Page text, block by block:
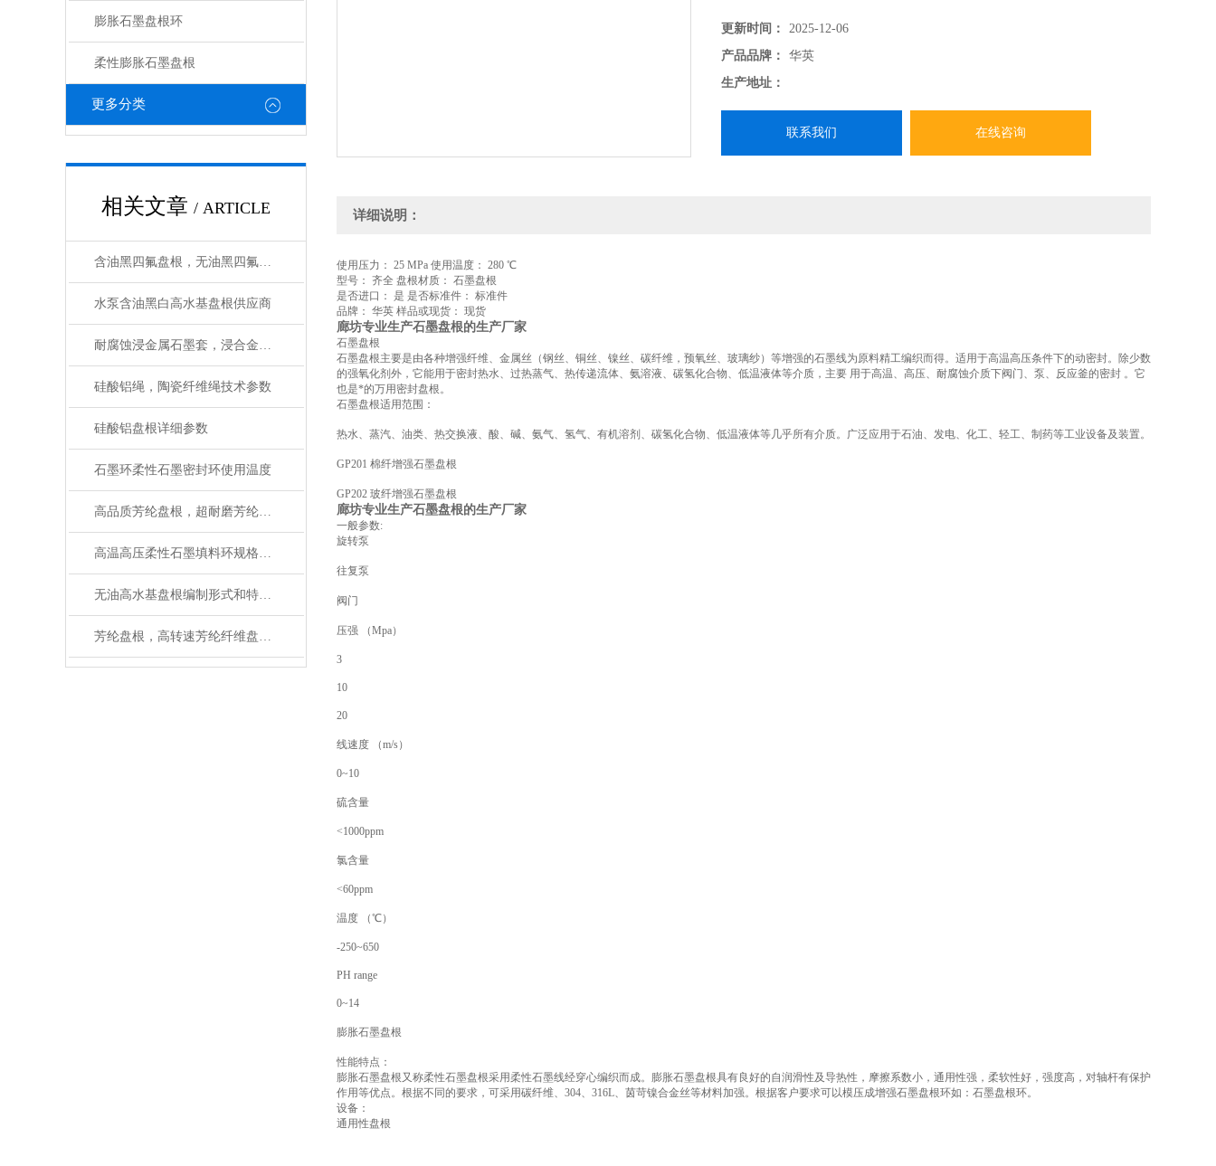
膨胀石墨盘根环
柔性膨胀石墨盘根
更多分类
相关文章 / ARTICLE
含油黑四氟盘根，无油黑四氟盘根如何选用
水泵含油黑白高水基盘根供应商
耐腐蚀浸金属石墨套，浸合金铝石墨环那里生产
硅酸铝绳，陶瓷纤维绳技术参数
硅酸铝盘根详细参数
石墨环柔性石墨密封环使用温度
高品质芳纶盘根，超耐磨芳纶纤维盘根性能介绍
高温高压柔性石墨填料环规格型号
无油高水基盘根编制形式和特点介绍
芳纶盘根，高转速芳纶纤维盘根用途
高压、耐腐蚀介质下阀门、泵、反应釜的密封 。它也是*的万用密封盘根。廊
坊专业生产石墨盘根的生产厂家
更新时间：
2025-12-06
产品品牌：
华英
生产地址：
联系我们 在线咨询
详细说明：
使用压力： 25 MPa 使用温度： 280 ℃
型号： 齐全 盘根材质： 石墨盘根
是否进口： 是 是否标准件： 标准件
品牌： 华英 样品或现货： 现货
廊坊专业生产石墨盘根的生产厂家
石墨盘根
石墨盘根主要是由各种增强纤维、金属丝（钢丝、铜丝、镍丝、碳纤维，预氧丝、玻璃纱）等增强的石墨线为原料精工编织而得。适用于高温高压条件下的动密封。除少数
的强氧化剂外，它能用于密封热水、过热蒸气、热传递流体、氨溶液、碳氢化合物、低温液体等介质，主要 用于高温、高压、耐腐蚀介质下阀门、泵、反应釜的密封 。它
也是*的万用密封盘根。
石墨盘根适用范围：
热水、蒸汽、油类、热交换液、酸、碱、氨气、氢气、有机溶剂、碳氢化合物、低温液体等几乎所有介质。广泛应用于石油、发电、化工、轻工、制药等工业设备及装置。
GP201 棉纤增强石墨盘根
GP202 玻纤增强石墨盘根
廊坊专业生产石墨盘根的生产厂家
一般参数:
旋转泵
往复泵
阀门
压强 （Mpa）
3
10
20
线速度 （m/s）
0~10
硫含量
<1000ppm
氯含量
<60ppm
温度 （℃）
-250~650
PH range
0~14
膨胀石墨盘根
性能特点：
膨胀石墨盘根又称柔性石墨盘根采用柔性石墨线经穿心编织而成。膨胀石墨盘根具有良好的自润滑性及导热性，摩擦系数小，通用性强，柔软性好，强度高，对轴杆有保护
作用等优点。根据不同的要求，可采用碳纤维、304、316L、茵苛镍合金丝等材料加强。根据客户要求可以模压成增强石墨盘根环如：石墨盘根环。
设备：
通用性盘根